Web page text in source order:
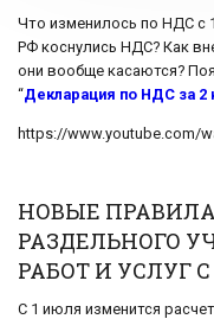
Что изменилось по НДС с
РФ коснулись НДС? Как
они вообще касаются?
“Декларация по НДС за 2
https://www.youtube.com/
НОВЫЕ
РАЗДЕЛЬНОГО
РАБОТ И УСЛУГ С
С 1 июля изменится